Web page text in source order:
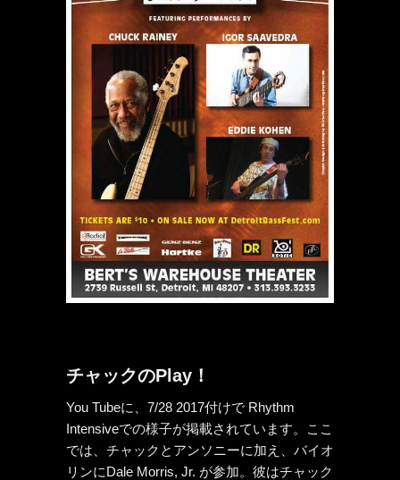
チャックのPlay！
You Tubeに、7/28 2017付けで Rhythm
Intensiveでの様子が掲載されています。ここ
では、チャックとアンソニーに加え、バイオ
リンにDale Morris, Jr. が参加。彼はチャック